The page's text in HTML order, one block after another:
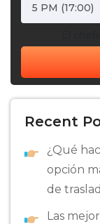
Recent
¿Qué
opción
de
Las